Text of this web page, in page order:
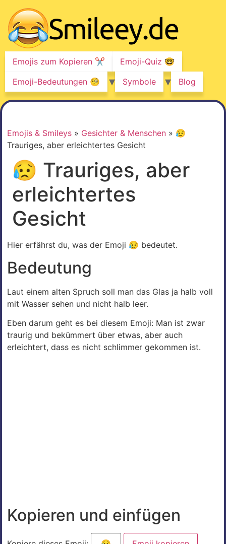
t
w
Emojis zum Kopieren ✂️
Emoji-Quiz 🤓
Emoji-Bedeutungen 🧐
Symbole Blog
Emojis & Smileys » Gesichter & Menschen » 😥
Trauriges, aber erleichtertes Gesicht
😥 Trauriges, aber
erleichtertes
Gesicht
Hier erfährst du, was der Emoji 😥 bedeutet.
Bedeutung
Laut einem alten Spruch soll man das Glas ja halb voll
mit Wasser sehen und nicht halb leer.
Eben darum geht es bei diesem Emoji: Man ist zwar
traurig und bekümmert über etwas, aber auch
erleichtert, dass es nicht schlimmer gekommen ist.
Kopieren und einfügen